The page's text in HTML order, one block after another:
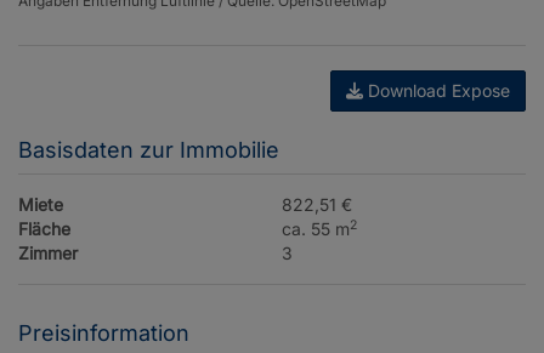
Download Expose
Basisdaten zur Immobilie
Miete
822,51 €
Fläche
ca. 55 m2
Zimmer 3
Preisinformation